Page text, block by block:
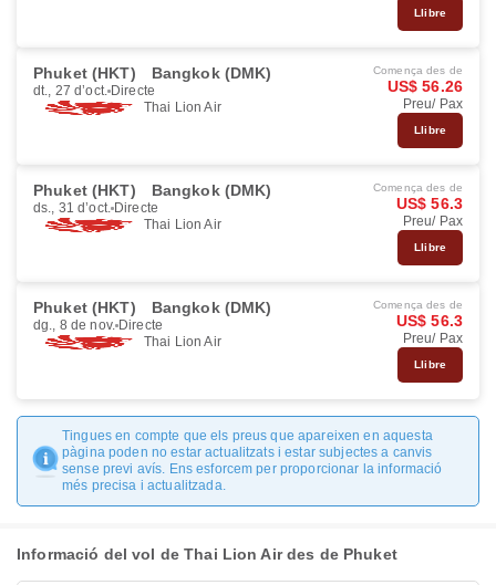
Llibre
Phuket (HKT) Bangkok (DMK)
dt., 27 d’oct. Directe
Thai Lion Air
Comença des de
US$ 56.26
Preu/ Pax
Llibre
Phuket (HKT) Bangkok (DMK)
ds., 31 d’oct. Directe
Thai Lion Air
Comença des de
US$ 56.3
Preu/ Pax
Llibre
Phuket (HKT) Bangkok (DMK)
dg., 8 de nov. Directe
Thai Lion Air
Comença des de
US$ 56.3
Preu/ Pax
Llibre
Tingues en compte que els preus que apareixen en aquesta
pàgina poden no estar actualitzats i estar subjectes a canvis
sense previ avís. Ens esforcem per proporcionar la informació
més precisa i actualitzada.
Informació del vol de Thai Lion Air des de Phuket